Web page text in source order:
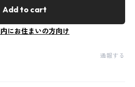
Add to cart
にお住まいの方向け
通報する